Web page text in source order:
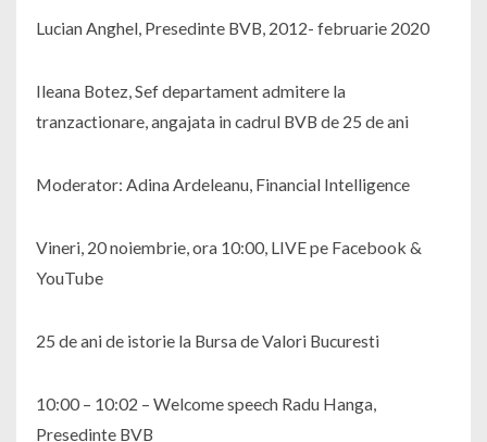
Lucian Anghel, Presedinte BVB, 2012- februarie 2020
Ileana Botez, Sef departament admitere la
tranzactionare, angajata in cadrul BVB de 25 de ani
Moderator: Adina Ardeleanu, Financial Intelligence
Vineri, 20 noiembrie, ora 10:00, LIVE pe Facebook &
YouTube
25 de ani de istorie la Bursa de Valori Bucuresti
10:00 – 10:02 – Welcome speech Radu Hanga,
Presedinte BVB